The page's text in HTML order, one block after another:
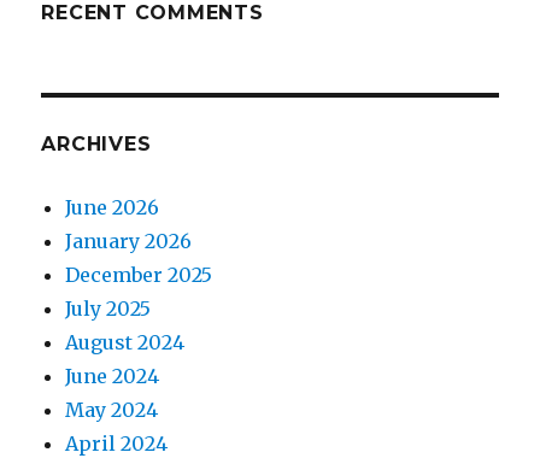
RECENT COMMENTS
ARCHIVES
June 2026
January 2026
December 2025
July 2025
August 2024
June 2024
May 2024
April 2024